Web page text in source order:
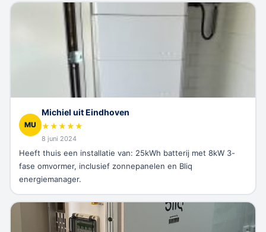
MU
Michiel uit Eindhoven
★★★★★
8 juni 2024
Heeft thuis een installatie van: 25kWh batterij met 8kW 3-
fase omvormer, inclusief zonnepanelen en Bliq
energiemanager.